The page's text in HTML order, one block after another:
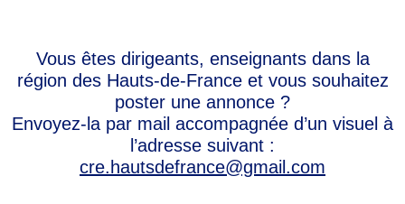
Vous êtes dirigeants, enseignants dans la
région des Hauts-de-France et vous souhaitez
poster une annonce ?
Envoyez-la par mail accompagnée d’un visuel à
l’adresse suivant :
cre.hautsdefrance@gmail.com